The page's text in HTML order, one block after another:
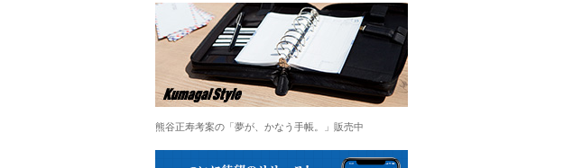
熊谷正寿考案の「夢が、かなう手帳。」販売中